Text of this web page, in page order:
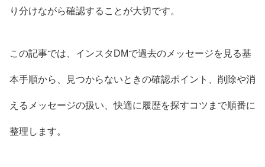
り分けながら確認することが大切です。
この記事では、インスタDMで過去のメッセージを見る基
本手順から、見つからないときの確認ポイント、削除や消
えるメッセージの扱い、快適に履歴を探すコツまで順番に
整理します。